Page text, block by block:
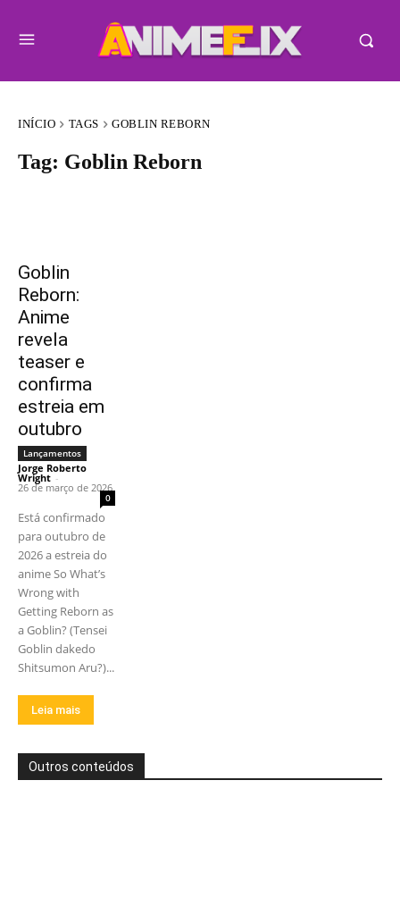
INÍCIO TAGS GOBLIN REBORN
Tag: Goblin Reborn
Goblin
Reborn:
Anime
revela
teaser e
confirma
estreia em
outubro
Lançamentos
Jorge Roberto
Wright -
26 de março de 2026
0
Está confirmado
para outubro de
2026 a estreia do
anime So What’s
Wrong with
Getting Reborn as
a Goblin? (Tensei
Goblin dakedo
Shitsumon Aru?)...
Leia mais
Outros conteúdos